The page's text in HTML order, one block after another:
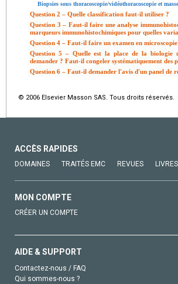
Biopsies sous thoracoscopie/vidéothoracoscopie et
Question 2 – Quelle classification faut-il utiliser ?
Question 3 – Faut-il faire une analyse
marqueurs immunohistochimiques pour quelles
Question 4 – Faut-il faire un examen en
Question 5 – Quelle est la place de la biologie
demander ? Faut-il congeler systématiquement des
Question 6 – Faut-il demander l'avis d'un panel de
© 2006 Elsevier Masson SAS. Tous droits réservés.
ACCÈS RAPIDES
DOMAINES TRAITÉS EMC REVUES LIVRES
MON COMPTE
CRÉER UN COMPTE
AIDE & SUPPORT
Contactez-nous / FAQ
Qui sommes-nous ?